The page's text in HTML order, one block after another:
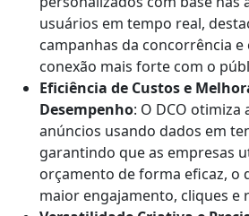
usuários em tempo real,
campanhas da concorrência
conexão mais forte com o
Eficiência de Custos e
Desempenho: O DCO otimiza
anúncios usando dados em
garantindo que as empresas
orçamento de forma eficaz, o
maior engajamento, cliques e